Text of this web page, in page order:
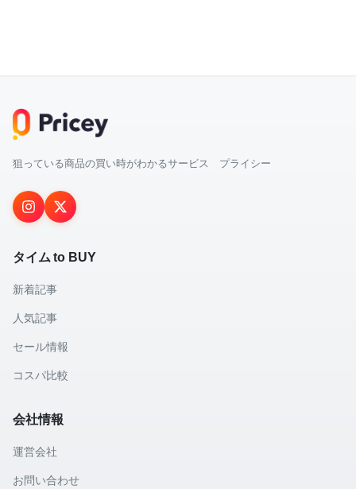
狙っている商品の買い時がわかるサービス プライシー
タイム to BUY
新着記事
人気記事
セール情報
コスパ比較
会社情報
運営会社
お問い合わせ